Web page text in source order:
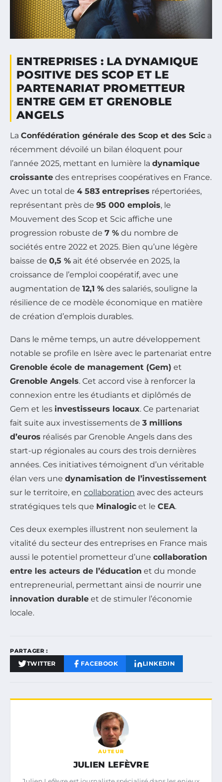
ENTREPRISES : LA DYNAMIQUE
POSITIVE DES SCOP ET LE
PARTENARIAT PROMETTEUR
ENTRE GEM ET GRENOBLE
ANGELS
La Confédération générale des Scop et des Scic a
récemment dévoilé un bilan éloquent pour
l’année 2025, mettant en lumière la dynamique
croissante des entreprises coopératives en France.
Avec un total de 4 583 entreprises répertoriées,
représentant près de 95 000 emplois, le
Mouvement des Scop et Scic affiche une
progression robuste de 7 % du nombre de
sociétés entre 2022 et 2025. Bien qu’une légère
baisse de 0,5 % ait été observée en 2025, la
croissance de l’emploi coopératif, avec une
augmentation de 12,1 % des salariés, souligne la
résilience de ce modèle économique en matière
de création d’emplois durables.
Dans le même temps, un autre développement
notable se profile en Isère avec le partenariat entre
Grenoble école de management (Gem) et
Grenoble Angels. Cet accord vise à renforcer la
connexion entre les étudiants et diplômés de
Gem et les investisseurs locaux. Ce partenariat
fait suite aux investissements de 3 millions
d’euros réalisés par Grenoble Angels dans des
start-up régionales au cours des trois dernières
années. Ces initiatives témoignent d’un véritable
élan vers une dynamisation de l’investissement
sur le territoire, en collaboration avec des acteurs
stratégiques tels que Minalogic et le CEA.
Ces deux exemples illustrent non seulement la
vitalité du secteur des entreprises en France mais
aussi le potentiel prometteur d’une collaboration
entre les acteurs de l’éducation et du monde
entrepreneurial, permettant ainsi de nourrir une
innovation durable et de stimuler l’économie
locale.
PARTAGER :
TWITTER FACEBOOK LINKEDIN
AUTEUR
JULIEN LEFÈVRE